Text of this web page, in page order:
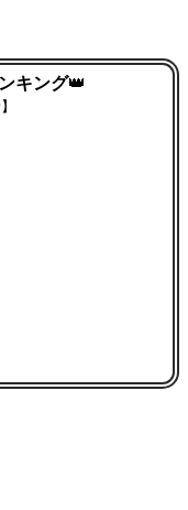
キング👑